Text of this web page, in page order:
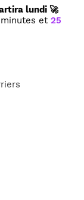
lundi 🚀
minutes et 25